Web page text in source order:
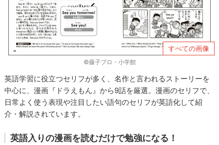
すべての画像
©藤子プロ・小学館
英語学習に役立つセリフが多く、名作と言われるストーリーを
中心に、漫画『ドラえもん』から9話を厳選。漫画のセリフで、
日常よく使う表現や注目したい語句のセリフが英語化して紹
介・解説されています。
英語入りの漫画を読むだけで勉強になる！